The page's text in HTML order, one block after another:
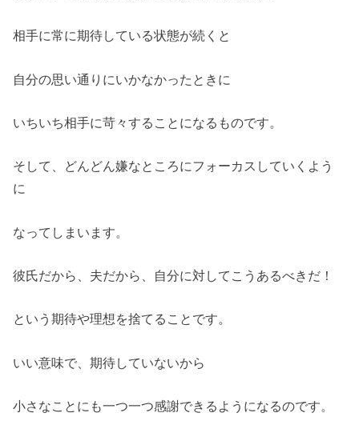
相手に常に期待している状態が続くと
自分の思い通りにいかなかったときに
いちいち相手に苛々することになるものです。
そして、どんどん嫌なところにフォーカスしていくよう
に
なってしまいます。
彼氏だから、夫だから、自分に対してこうあるべきだ！
という期待や理想を捨てることです。
いい意味で、期待していないから
小さなことにも一つ一つ感謝できるようになるのです。